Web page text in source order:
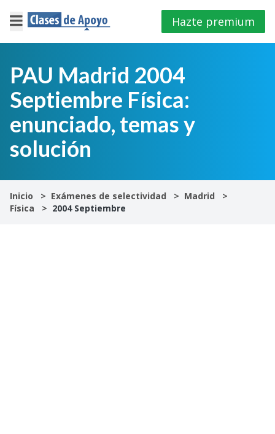
×
Iniciar
sesión
4º
E.S.O
1º
Bachillerato
Hazte premium
PAU Madrid 2004
Septiembre Física:
enunciado, temas y
solución
Inicio Exámenes de selectividad
Madrid
Física
2004 Septiembre